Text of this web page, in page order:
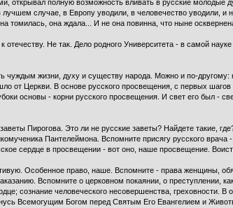
открывал полную возможность вливать в русские молодые
случае, в Европу уводили, в чело­вечество уводили,
томилась, она ждала... И не она повинна, что ныне
отечеству. Не так. Дело родного Университета - в самой
чуждым жизни, духу и существу народа. Можно и по-
от Церкви. В основе русского просвеще­ния, с первых
основы - корни русского про­свещения. И свет его был -
Пирогова. Это ли не русские заветы? Найдете такие,
Пантелеймона. Вспомните присягу русского
сердце в просвещении - вот оно, наше просвещение.
Особенное право, наше. Вспомните - права жен­щины,
Вспомните о церковном покаянии, о преступлении,
сознание человеческого несо­вершенства,
Всемогущим Богом перед Святым Его Евангелием и